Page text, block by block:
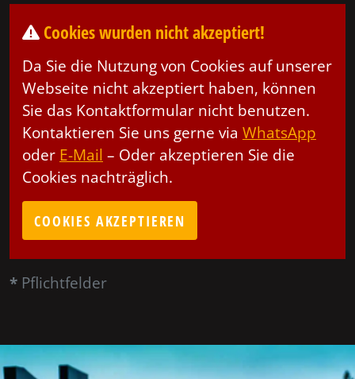
Cookies wurden nicht akzeptiert!
Da Sie die Nutzung von Cookies auf unserer
Webseite nicht akzeptiert haben, können
Sie das Kontaktformular nicht benutzen.
Kontaktieren Sie uns gerne via WhatsApp
oder E-Mail – Oder akzeptieren Sie die
Cookies nachträglich.
COOKIES AKZEPTIEREN
* Pflichtfelder